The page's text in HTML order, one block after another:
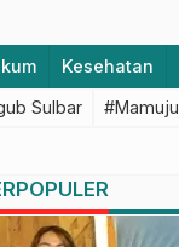
Kesehatan
Sulbar #Mamuju